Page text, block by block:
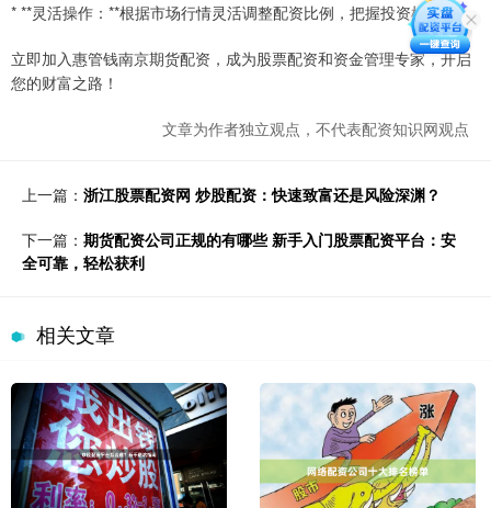
* **灵活操作：**根据市场行情灵活调整配资比例，把握投资机会。
立即加入惠管钱南京期货配资，成为股票配资和资金管理专家，开启
您的财富之路！
文章为作者独立观点，不代表配资知识网观点
上一篇： 浙江股票配资网 炒股配资：快速致富还是风险深渊？
下一篇： 期货配资公司正规的有哪些 新手入门股票配资平台：安
全可靠，轻松获利
相关文章